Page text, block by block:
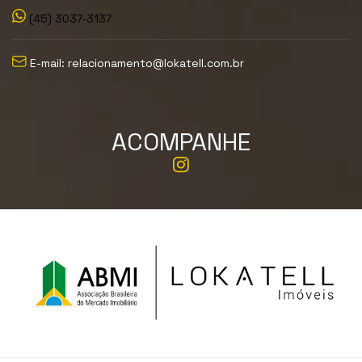
(45) 3037-3137
E-mail: relacionamento@lokatell.com.br
ACOMPANHE